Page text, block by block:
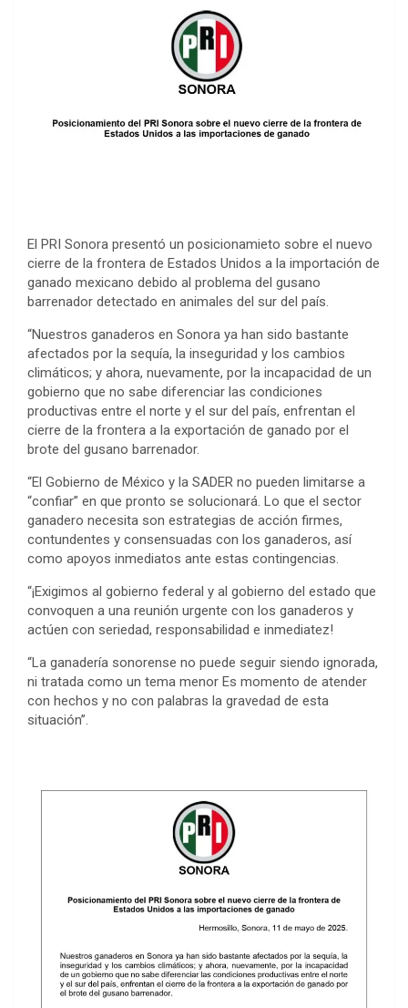
El PRI Sonora presentó un posicionamieto sobre el nuevo
cierre de la frontera de Estados Unidos a la importación de
ganado mexicano debido al problema del gusano
barrenador detectado en animales del sur del país.
“Nuestros ganaderos en Sonora ya han sido bastante
afectados por la sequía, la inseguridad y los cambios
climáticos; y ahora, nuevamente, por la incapacidad de un
gobierno que no sabe diferenciar las condiciones
productivas entre el norte y el sur del país, enfrentan el
cierre de la frontera a la exportación de ganado por el
brote del gusano barrenador.
“El Gobierno de México y la SADER no pueden limitarse a
“confiar” en que pronto se solucionará. Lo que el sector
ganadero necesita son estrategias de acción firmes,
contundentes y consensuadas con los ganaderos, así
como apoyos inmediatos ante estas contingencias.
“¡Exigimos al gobierno federal y al gobierno del estado que
convoquen a una reunión urgente con los ganaderos y
actúen con seriedad, responsabilidad e inmediatez!
“La ganadería sonorense no puede seguir siendo ignorada,
ni tratada como un tema menor Es momento de atender
con hechos y no con palabras la gravedad de esta
situación”.